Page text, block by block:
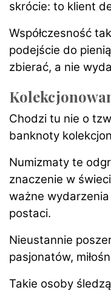
skrócie: to klient
Współczesność
podejście do
zbierać, a nie
Chodzi tu nie o
banknoty
Numizmaty te
znaczenie w
ważne
postaci.
Nieustannie
pasjonatów,
Takie osoby